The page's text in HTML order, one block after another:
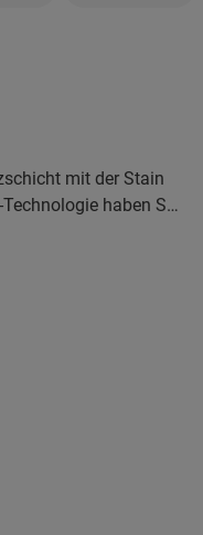
mit der Stain
haben Sie
Vinylboden. Die
Schutz vor